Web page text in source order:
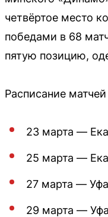
четвёртое место
победами в 68
пятую позицию,
Расписание
23 марта —
25 марта —
27 марта —
29 марта —